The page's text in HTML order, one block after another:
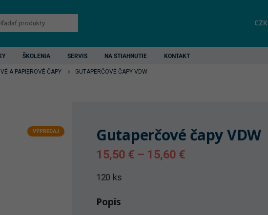
CZK
ŠKOLENIA SERVIS NA STIAHNUTIE KONTAKT
A PAPIEROVÉ ČAPY GUTAPERČOVÉ ČAPY VDW
VÝPREDAJ Gutaperčové čapy VDW
15,50 € – 15,60 €
120 ks
Popis